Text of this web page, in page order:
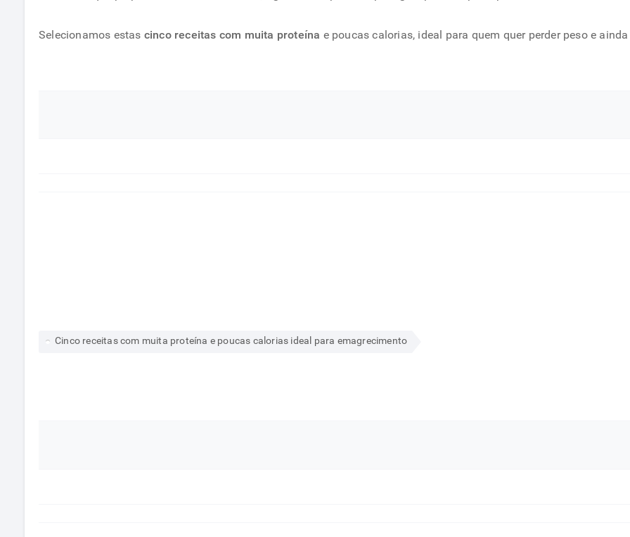
Selecionamos estas cinco receitas com muita proteína e poucas calorias, ideal para quem quer perder peso e
Cinco receitas com muita proteína e poucas calorias ideal para emagrecimento